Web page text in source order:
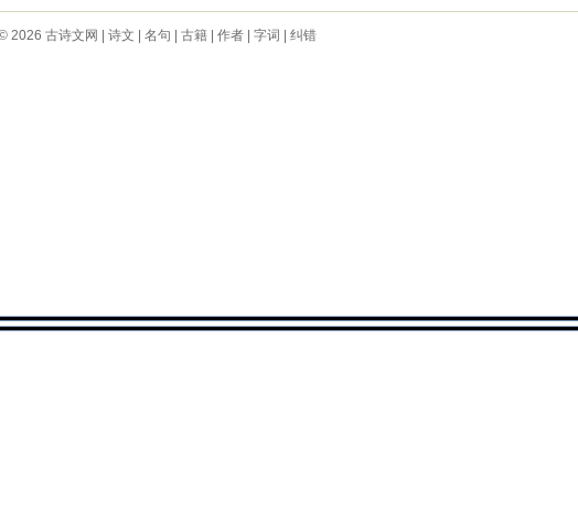
2026 古诗文网 诗文 名句 古籍| 作者| 字词 纠错